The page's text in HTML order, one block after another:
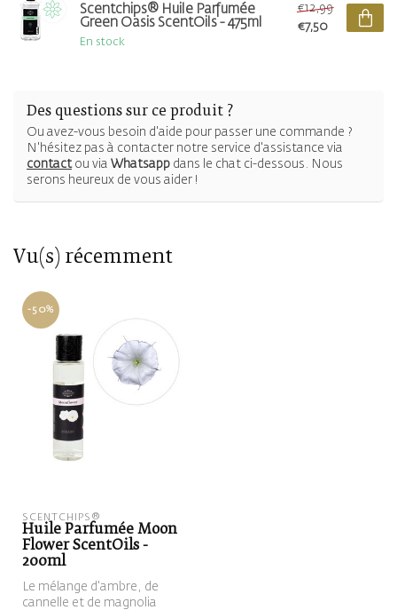
Scentchips® Huile Parfumée
Green Oasis ScentOils - 475ml
En stock
€12,99
€7,50
Des questions sur ce produit ?
Ou avez-vous besoin d'aide pour passer une commande ?
N'hésitez pas à contacter notre service d'assistance via
contactou via Whatsapp dans le chat ci-dessous. Nous
serons heureux de vous aider !
Vu(s) récemment
-50%
SCENTCHIPS®
Huile Parfumée Moon
Flower ScentOils -
200ml
Le mélange d'ambre, de
cannelle et de magnolia